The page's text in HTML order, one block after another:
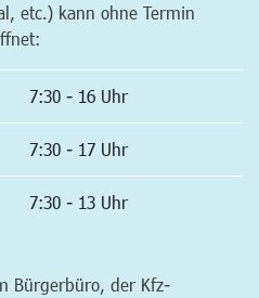
etc.) kann ohne Termin
7:30 - 16 Uhr
7:30 - 17 Uhr
7:30 - 13 Uhr
Bürgerbüro, der Kfz-